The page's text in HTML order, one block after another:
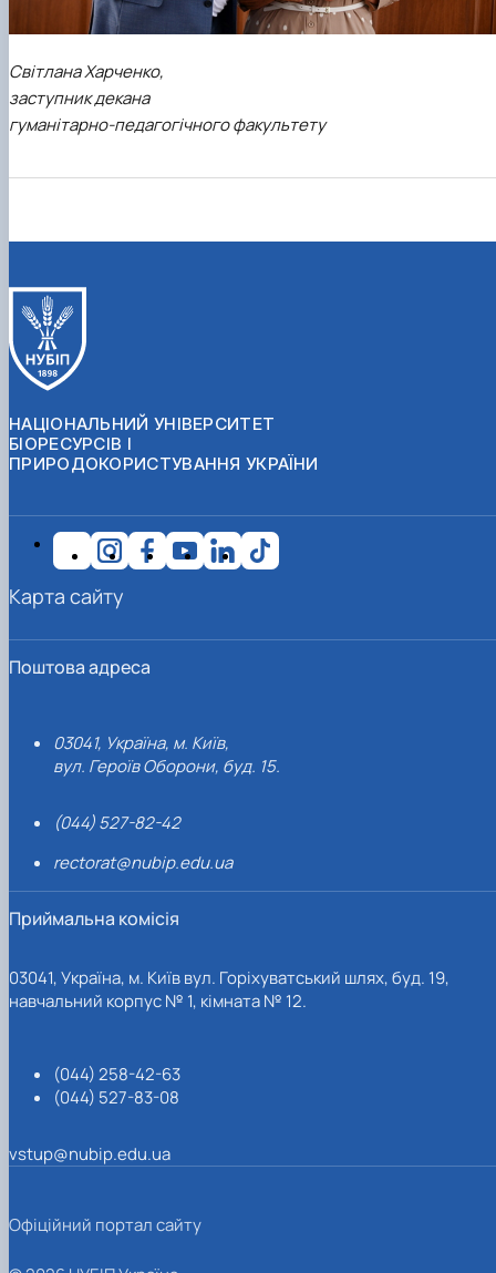
Світлана Харченко,
заступник декана
гуманітарно-педагогічного факультету
НАЦІОНАЛЬНИЙ УНІВЕРСИТЕТ
БІОРЕСУРСІВ І
ПРИРОДОКОРИСТУВАННЯ УКРАЇНИ
Поштова адреса
03041, Україна, м. Київ,
вул. Героїв Оборони, буд. 15.
(044) 527-82-42
rectorat@nubip.edu.ua
Приймальна комісія
03041, Україна, м. Київ вул. Горіхуватський шлях, буд. 19,
навчальний корпус № 1, кімната № 12.
(044) 258-42-63
(044) 527-83-08
vstup@nubip.edu.ua
Карта сайту
Офіційний портал сайту